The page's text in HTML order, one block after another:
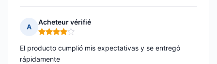
A
Acheteur vérifié
Nota: 4 de 5
El producto cumplió mis expectativas y se entregó
rápidamente